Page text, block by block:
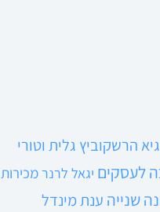
גיא הרשקוביץ גלית וטורי
לעסקים יגאל לרנרמכירות
שנייה ענת מינדל